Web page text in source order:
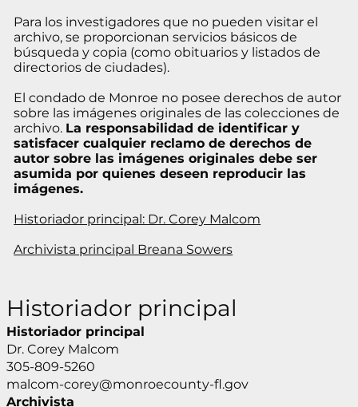
Para los investigadores que no pueden visitar el
archivo, se proporcionan servicios básicos de
búsqueda y copia (como obituarios y listados de
directorios de ciudades).
El condado de Monroe no posee derechos de autor
sobre las imágenes originales de las colecciones de
archivo. La responsabilidad de identificar y
satisfacer cualquier reclamo de derechos de
autor sobre las imágenes originales debe ser
asumida por quienes deseen reproducir las
imágenes.
Historiador principal: Dr. Corey Malcom
Archivista principal Breana Sowers
Historiador principal
Historiador principal
Dr. Corey Malcom
305-809-5260
malcom-corey@monroecounty-fl.gov
Archivista